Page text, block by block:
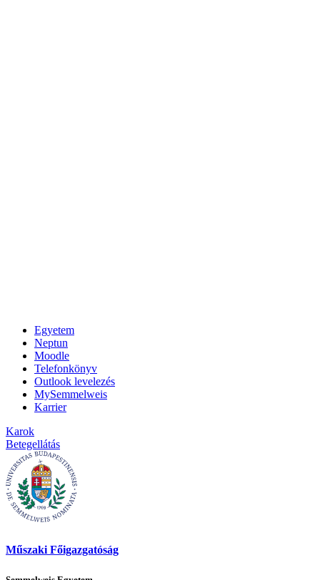
Egyetem
Neptun
Moodle
Telefonkönyv
Outlook levelezés
MySemmelweis
Karrier
Karok
Betegellátás
Műszaki Főigazgatóság